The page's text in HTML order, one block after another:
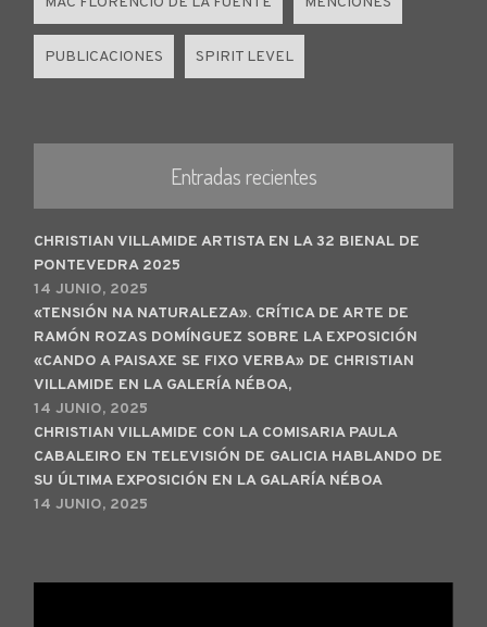
PUBLICACIONES SPIRIT LEVEL
Entradas recientes
CHRISTIAN VILLAMIDE ARTISTA EN LA 32 BIENAL DE
PONTEVEDRA 2025
14 JUNIO, 2025
«TENSIÓN NA NATURALEZA». CRÍTICA DE ARTE DE
RAMÓN ROZAS DOMÍNGUEZ SOBRE LA EXPOSICIÓN
«CANDO A PAISAXE SE FIXO VERBA» DE CHRISTIAN
VILLAMIDE EN LA GALERÍA NÉBOA,
14 JUNIO, 2025
CHRISTIAN VILLAMIDE CON LA COMISARIA PAULA
CABALEIRO EN TELEVISIÓN DE GALICIA HABLANDO DE
SU ÚLTIMA EXPOSICIÓN EN LA GALARÍA NÉBOA
14 JUNIO, 2025